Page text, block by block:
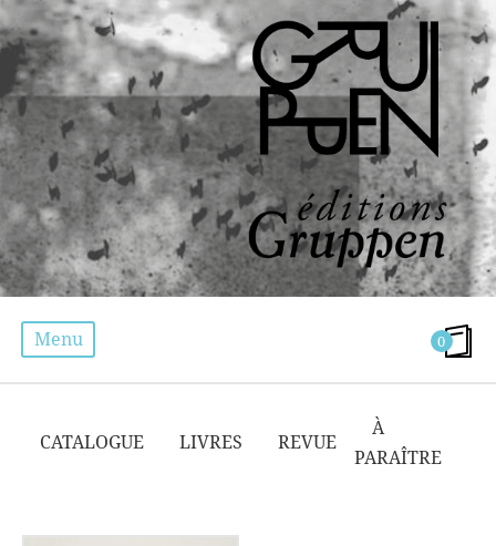
Menu 0
CATALOGUE
LIVRES REVUE
À
PARAÎTRE